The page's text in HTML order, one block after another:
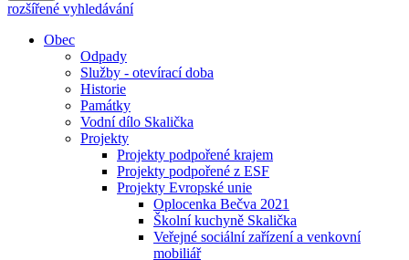
rozšířené vyhledávání
Obec
Odpady
Služby - otevírací doba
Historie
Památky
Vodní dílo Skalička
Projekty
Projekty podpořené krajem
Projekty podpořené z ESF
Projekty Evropské unie
Oplocenka Bečva 2021
Školní kuchyně Skalička
Veřejné sociální zařízení a venkovní
mobiliář